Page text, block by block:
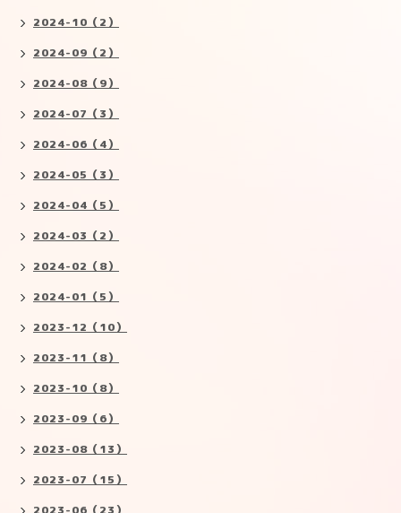
2024-10（2）
2024-09（2）
2024-08（9）
2024-07（3）
2024-06（4）
2024-05（3）
2024-04（5）
2024-03（2）
2024-02（8）
2024-01（5）
2023-12（10）
2023-11（8）
2023-10（8）
2023-09（6）
2023-08（13）
2023-07（15）
2023-06（23）